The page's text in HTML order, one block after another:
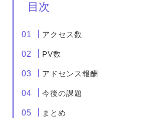
目次
アクセス数
PV数
アドセンス報酬
今後の課題
まとめ